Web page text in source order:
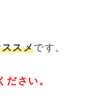
スメです。
さい。